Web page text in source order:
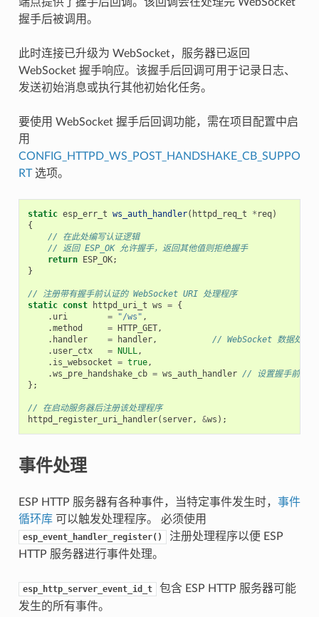
握手后被调用。
此时连接已升级为 WebSocket，服务器已返回
WebSocket 握手响应。该握手后回调可用于记录日志、
发送初始消息或执行其他初始化任务。
要使用 WebSocket 握手后回调功能，需在项目配置中启
用
CONFIG_HTTPD_WS_POST_HANDSHAKE_CB_SUPPO
RT选项。
static esp_err_t ws_auth_handler( httpd_req_t * req)
{
// 在此处编写认证逻辑
// 返回 ESP_OK 允许握手，返回其他值则拒绝握手
return ESP_OK;
}
// 注册带有握手前认证的 WebSocket URI 处理程序
static const httpd_uri_t ws = {
. uri = "/ws" ,
.method = HTTP_GET,
. handler = handler,
// WebSocket 数据处理
. user_ctx = NULL,
. is_websocket = true,
.ws_pre_handshake_cb = ws_auth_handler // 设置握手前回调
};
// 在启动服务器后注册该处理程序
httpd_register_uri_handler( server, &ws );
事件处理
ESP HTTP 服务器有各种事件，当特定事件发生时， 事件
循环库可以触发处理程序。 必须使用
esp_event_handler_register()
注册处理程序以便 ESP
HTTP 服务器进行事件处理。
esp_http_server_event_id_t
包含 ESP HTTP 服务器可能
发生的所有事件。